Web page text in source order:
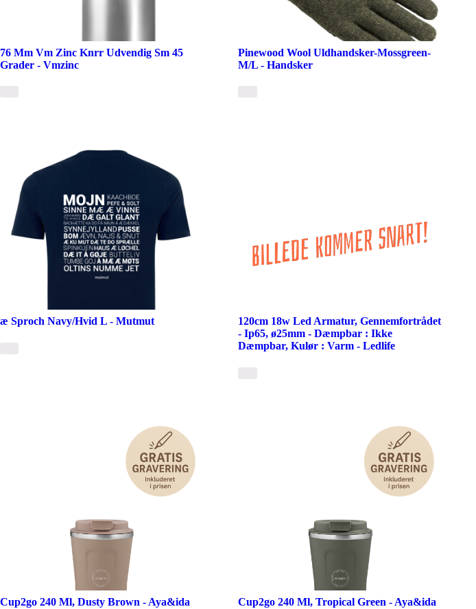
76 Mm Vm Zinc Knrr Udvendig Sm 45
Grader - Vmzinc
Pinewood Wool Uldhandsker-Mossgreen-
M/L - Handsker
æ Sproch Navy/Hvid L - Mutmut
120cm 18w Led Armatur, Gennemfortrådet
- Ip65, ø25mm - Dæmpbar : Ikke
Dæmpbar, Kulør : Varm - Ledlife
Cup2go 240 Ml, Dusty Brown - Aya&ida Cup2go 240 Ml, Tropical Green - Aya&ida